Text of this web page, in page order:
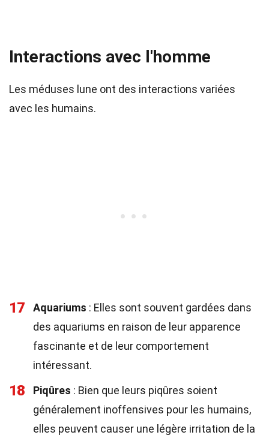
Interactions avec l'homme
Les méduses lune ont des interactions variées
avec les humains.
17 Aquariums : Elles sont souvent gardées dans
des aquariums en raison de leur apparence
fascinante et de leur comportement
intéressant.
18 Piqûres : Bien que leurs piqûres soient
généralement inoffensives pour les humains,
elles peuvent causer une légère irritation de la